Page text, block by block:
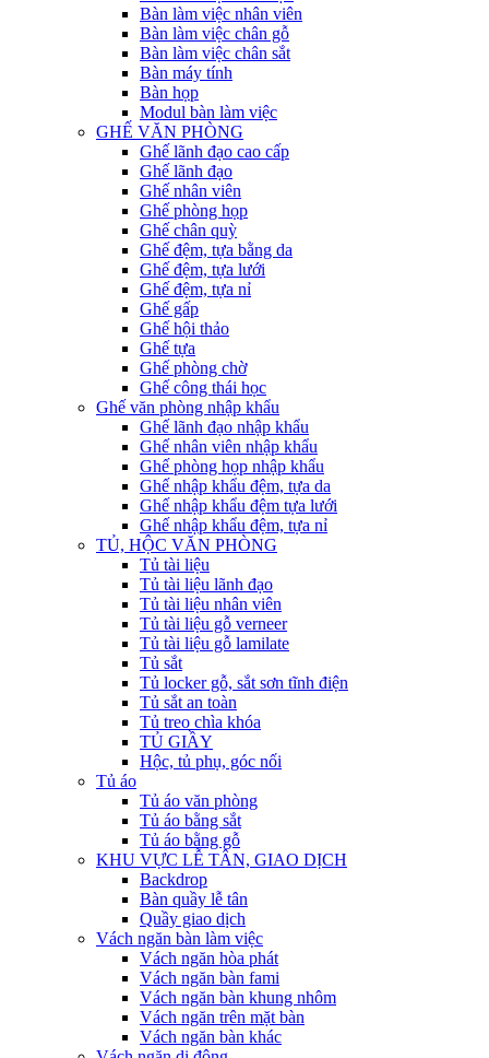
Bàn làm việc nhân viên
Bàn làm việc chân gỗ
Bàn làm việc chân sắt
Bàn máy tính
Bàn họp
Modul bàn làm việc
GHẾ VĂN PHÒNG
Ghế lãnh đạo cao cấp
Ghế lãnh đạo
Ghế nhân viên
Ghế phòng họp
Ghế chân quỳ
Ghế đệm, tựa bằng da
Ghế đệm, tựa lưới
Ghế đệm, tựa nỉ
Ghế gấp
Ghế hội thảo
Ghế tựa
Ghế phòng chờ
Ghế công thái học
Ghế văn phòng nhập khẩu
Ghế lãnh đạo nhập khẩu
Ghế nhân viên nhập khẩu
Ghế phòng họp nhập khẩu
Ghế nhập khẩu đệm, tựa da
Ghế nhập khẩu đệm tựa lưới
Ghế nhập khẩu đệm, tựa nỉ
TỦ, HỘC VĂN PHÒNG
Tủ tài liệu
Tủ tài liệu lãnh đạo
Tủ tài liệu nhân viên
Tủ tài liệu gỗ verneer
Tủ tài liệu gỗ lamilate
Tủ sắt
Tủ locker gỗ, sắt sơn tĩnh điện
Tủ sắt an toàn
Tủ treo chìa khóa
TỦ GIẦY
Hộc, tủ phụ, góc nối
Tủ áo
Tủ áo văn phòng
Tủ áo bằng sắt
Tủ áo bằng gỗ
KHU VỰC LỄ TÂN, GIAO DỊCH
Backdrop
Bàn quầy lễ tân
Quầy giao dịch
Vách ngăn bàn làm việc
Vách ngăn hòa phát
Vách ngăn bàn fami
Vách ngăn bàn khung nhôm
Vách ngăn trên mặt bàn
Vách ngăn bàn khác